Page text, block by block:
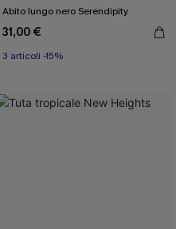
Abito lungo nero Serendipity
31,00 €
3 articoli -15%